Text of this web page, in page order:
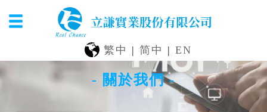
繁中 | 简中 | EN
- 關於我們 -